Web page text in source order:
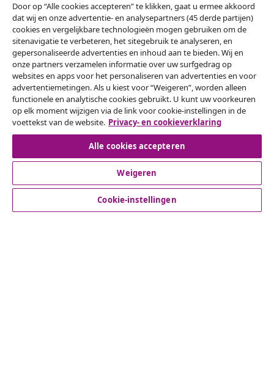
Onze sociale media
Herroeping van de overeenkomst
Een annulering voor je bestelling indienen
Herroeping van de overeenkomst
Klantenservice
Door op “Alle cookies accepteren” te klikken, gaat u ermee akkoord
dat wij en onze advertentie- en analysepartners (45 derde partijen)
cookies en vergelijkbare technologieën mogen gebruiken om de
sitenavigatie te verbeteren, het sitegebruik te analyseren, en
gepersonaliseerde advertenties en inhoud aan te bieden. Wij en
onze partners verzamelen informatie over uw surfgedrag op
websites en apps voor het personaliseren van advertenties en voor
advertentiemetingen. Als u kiest voor “Weigeren”, worden alleen
functionele en analytische cookies gebruikt. U kunt uw voorkeuren
op elk moment wijzigen via de link voor cookie-instellingen in de
voettekst van de website. Privacy- en cookieverklaring
Alle cookies accepteren
Weigeren
Cookie-instellingen